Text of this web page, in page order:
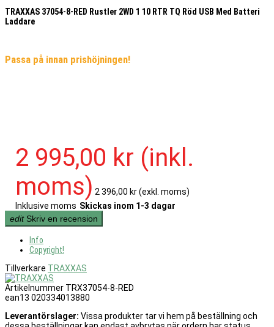
TRAXXAS 37054-8-RED Rustler 2WD 1 10 RTR TQ Röd USB Med Batteri
Laddare
Passa på innan prishöjningen!
2 995,00 kr (inkl.
moms) 2 396,00 kr(exkl. moms)
Inklusive moms Skickas inom 1-3 dagar
edit Skriv en recension
Info
Copyright!
Tillverkare TRAXXAS
Artikelnummer TRX37054-8-RED
ean13 020334013880
Leverantörslager: Vissa produkter tar vi hem på beställning och